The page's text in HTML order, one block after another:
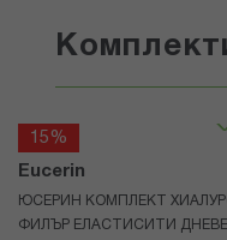
15%
Eucerin
ЮСЕРИН КОМПЛЕКТ
ФИЛЪР ЕЛАСТИСИТИ